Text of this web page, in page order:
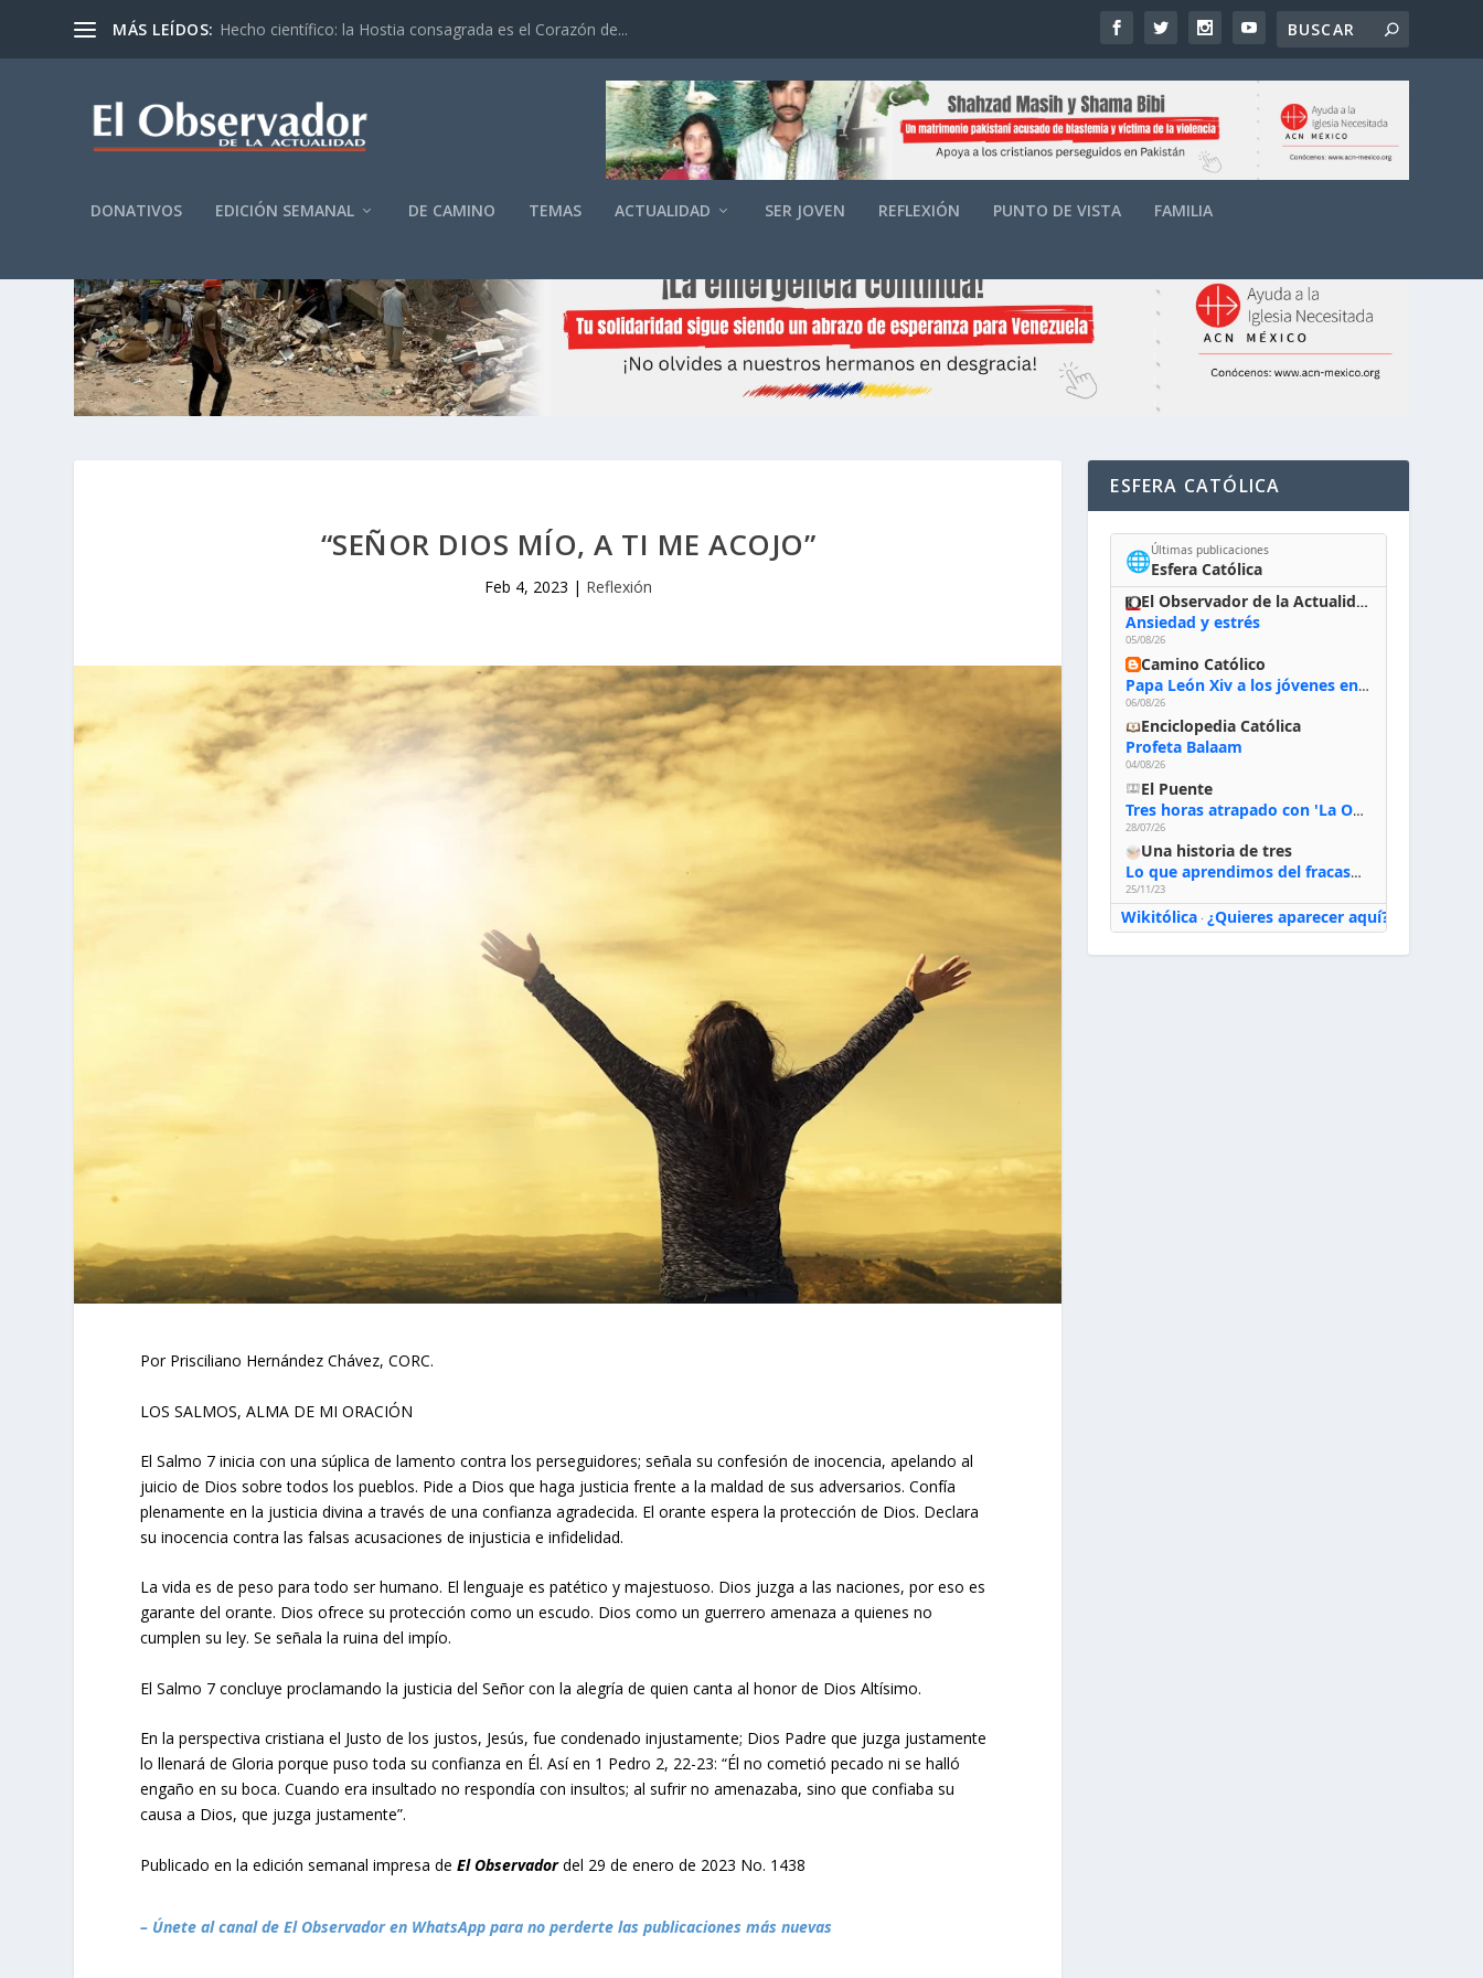
MÁS LEÍDOS: Hecho científico: la Hostia consagrada es el Corazón de...
DONATIVOS EDICIÓN SEMANAL DE CAMINO TEMAS ACTUALIDAD SER JOVEN REFLEXIÓN PUNTO DE VISTA FAMILIA
“SEÑOR DIOS MÍO, A TI ME ACOJO”
Feb 4, 2023 | Reflexión
Por Prisciliano Hernández Chávez, CORC.
LOS SALMOS, ALMA DE MI ORACIÓN
El Salmo 7 inicia con una súplica de lamento contra los perseguidores; señala su confesión de inocencia, apelando al
juicio de Dios sobre todos los pueblos. Pide a Dios que haga justicia frente a la maldad de sus adversarios. Confía
plenamente en la justicia divina a través de una confianza agradecida. El orante espera la protección de Dios. Declara
su inocencia contra las falsas acusaciones de injusticia e infidelidad.
La vida es de peso para todo ser humano. El lenguaje es patético y majestuoso. Dios juzga a las naciones, por eso es
garante del orante. Dios ofrece su protección como un escudo. Dios como un guerrero amenaza a quienes no
cumplen su ley. Se señala la ruina del impío.
El Salmo 7 concluye proclamando la justicia del Señor con la alegría de quien canta al honor de Dios Altísimo.
En la perspectiva cristiana el Justo de los justos, Jesús, fue condenado injustamente; Dios Padre que juzga justamente
lo llenará de Gloria porque puso toda su confianza en Él. Así en 1 Pedro 2, 22-23: “Él no cometió pecado ni se halló
engaño en su boca. Cuando era insultado no respondía con insultos; al sufrir no amenazaba, sino que confiaba su
causa a Dios, que juzga justamente”.
Publicado en la edición semanal impresa deEl Observadordel 29 de enero de 2023 No. 1438
– Únete al canal de El Observador en WhatsApp para no perderte las publicaciones más nuevas
ESFERA CATÓLICA
🌐Últimas publicaciones
Esfera Católica
El Observador de la Actualidad
Ansiedad y estrés
05/08/26
Camino Católico
Papa León Xiv a los jóvenes en Asís, 6-8-2026: «De san Francisco aprendan la radicalidad evangélica: no los vuelve ciegos ni violentos, sino sensibles, atentos, siempre en el seguimiento de Jesús, humildes y acogiendo a todos»
06/08/26
Enciclopedia Católica
Profeta Balaam
04/08/26
El Puente
Tres horas atrapado con 'La Odisea' de Nolan
28/07/26
Una historia de tres
Lo que aprendimos del fracaso al emprender
25/11/23
Wikitólica· ¿Quieres aparecer aquí?